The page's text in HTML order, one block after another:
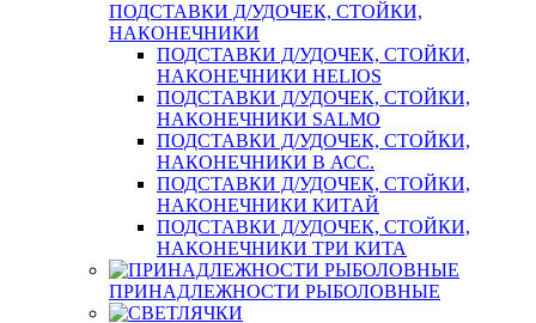
ПОДСТАВКИ Д/УДОЧЕК, СТОЙКИ,
НАКОНЕЧНИКИ
ПОДСТАВКИ Д/УДОЧЕК, СТОЙКИ,
НАКОНЕЧНИКИ HELIOS
ПОДСТАВКИ Д/УДОЧЕК, СТОЙКИ,
НАКОНЕЧНИКИ SALMO
ПОДСТАВКИ Д/УДОЧЕК, СТОЙКИ,
НАКОНЕЧНИКИ В АСС.
ПОДСТАВКИ Д/УДОЧЕК, СТОЙКИ,
НАКОНЕЧНИКИ КИТАЙ
ПОДСТАВКИ Д/УДОЧЕК, СТОЙКИ,
НАКОНЕЧНИКИ ТРИ КИТА
ПРИНАДЛЕЖНОСТИ РЫБОЛОВНЫЕ